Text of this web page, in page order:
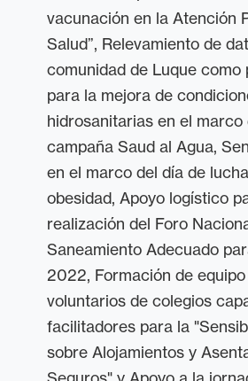
vacunación en la Atención
Salud”, Relevamiento de
comunidad de Luque como
para la mejora de
hidrosanitarias en el marco
campaña Saud al Agua,
en el marco del día de
obesidad, Apoyo logístico
realización del Foro
Saneamiento Adecuado
2022, Formación de
voluntarios de colegios
facilitadores para la
sobre Alojamientos y